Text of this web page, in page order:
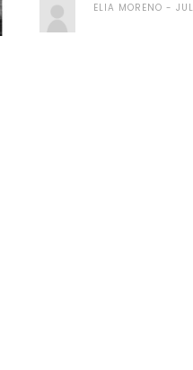
ELIA MORENO